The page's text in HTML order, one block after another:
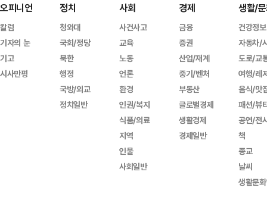
오피니언
칼럼
기자의 눈
기고
시사만평
정치
청와대
국회/정당
북한
행정
국방/외교
정치일반
사회
사건사고
교육
노동
언론
환경
인권/복지
식품/의료
지역
인물
사회일반
경제
금융
증권
산업/재계
중기/벤처
부동산
글로벌경제
생활경제
경제일반
생활/
건강정보
자동차/
도로/교
여행/레
음식/맛
패션/뷰
공연/전
책
종교
날씨
생활문